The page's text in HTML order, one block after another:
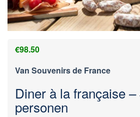
€98.50
Van Souvenirs de France
Diner à la française –
personen